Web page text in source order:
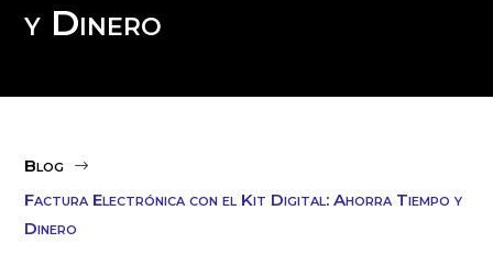
y Dinero
Blog $
Factura Electrónica con el Kit Digital: Ahorra Tiempo y
Dinero